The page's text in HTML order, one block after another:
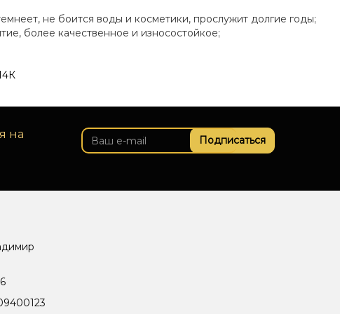
не боится воды и косметики, прослужит долгие годы;
более качественное и износостойкое;
на
Подписаться